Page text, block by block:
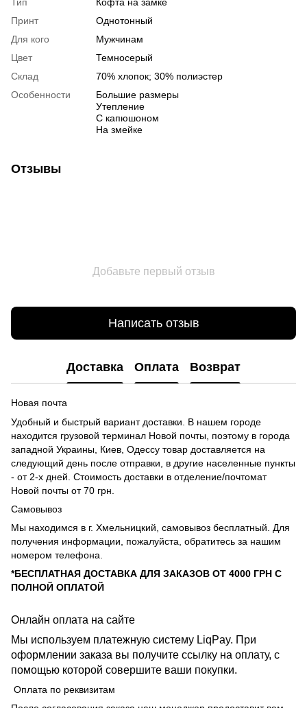
Принт
Однотонный
Для кого
Мужчинам
Цвет
Темносерый
Склад
70% хлопок; 30% полиэстер
Особенности
Большие размеры
Утепление
С капюшоном
На змейке
Отзывы
Добавьте первый отзыв
Написать отзыв
Доставка Оплата Возврат
Новая почта
Удобный и быстрый вариант доставки. В нашем городе
находится грузовой терминал Новой почты, поэтому в города
западной Украины, Киев, Одессу товар доставляется на
следующий день после отправки, в другие населенные пункты
- от 2-х дней. Стоимость доставки в отделение/почтомат
Новой почты от 70 грн.
Самовывоз
Мы находимся в г. Хмельницкий, самовывоз бесплатный. Для
получения информации, пожалуйста, обратитесь за нашим
номером телефона.
*БЕСПЛАТНАЯ ДОСТАВКА ДЛЯ ЗАКАЗОВ ОТ 4000 ГРН С
ПОЛНОЙ ОПЛАТОЙ
Онлайн оплата на сайте
Мы используем платежную систему LiqPay. При
оформлении заказа вы получите ссылку на оплату, с
помощью которой совершите ваши покупки.
Оплата по реквизитам